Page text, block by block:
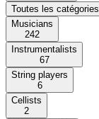
Toutes les catégories
Musicians
242
Instrumentalists
67
String players
6
Cellists
2